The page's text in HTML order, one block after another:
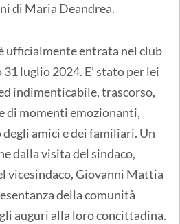
di Maria Deandrea.
ufficialmente entrata nel club
luglio 2024. E’ stato per lei
indimenticabile, trascorso,
di momenti emozionanti,
amici e dei familiari. Un
dalla visita del sindaco,
vicesindaco, Giovanni Mattia
della comunità
auguri alla loro concittadina.